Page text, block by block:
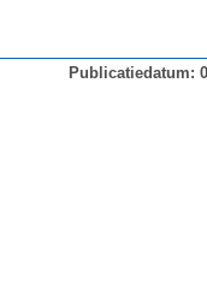
Publicatiedatum: